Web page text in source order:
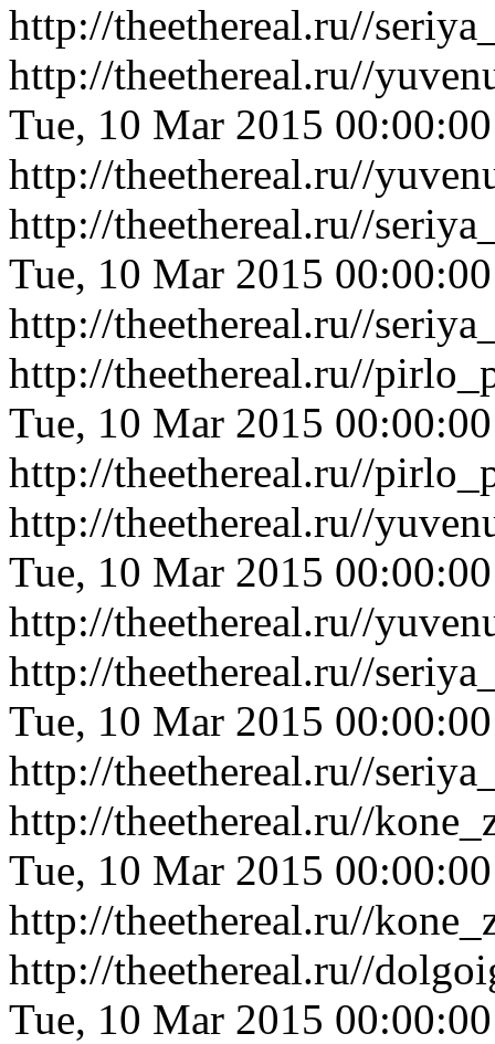
http://theethereal.ru//
http://theethereal.ru//
Tue, 10 Mar 2015
http://theethereal.ru//
http://theethereal.ru//
Tue, 10 Mar 2015
http://theethereal.ru//
http://theethereal.ru//
Tue, 10 Mar 2015
http://theethereal.ru//
http://theethereal.ru//
Tue, 10 Mar 2015
http://theethereal.ru//
http://theethereal.ru//
Tue, 10 Mar 2015
http://theethereal.ru//
http://theethereal.ru//
Tue, 10 Mar 2015
http://theethereal.ru//
http://theethereal.ru//
Tue, 10 Mar 2015